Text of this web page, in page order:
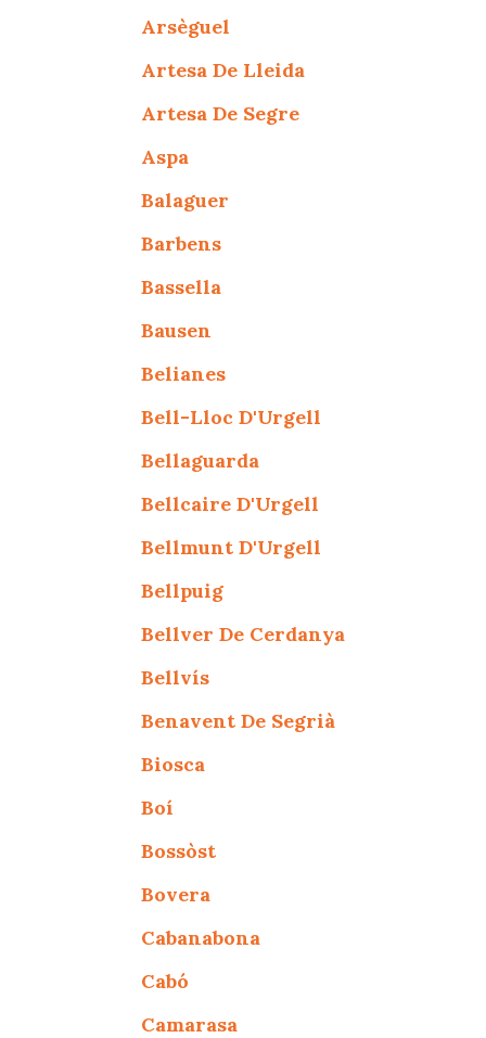
Arsèguel
Artesa De Lleida
Artesa De Segre
Aspa
Balaguer
Barbens
Bassella
Bausen
Belianes
Bell-Lloc D'Urgell
Bellaguarda
Bellcaire D'Urgell
Bellmunt D'Urgell
Bellpuig
Bellver De Cerdanya
Bellvís
Benavent De Segrià
Biosca
Boí
Bossòst
Bovera
Cabanabona
Cabó
Camarasa